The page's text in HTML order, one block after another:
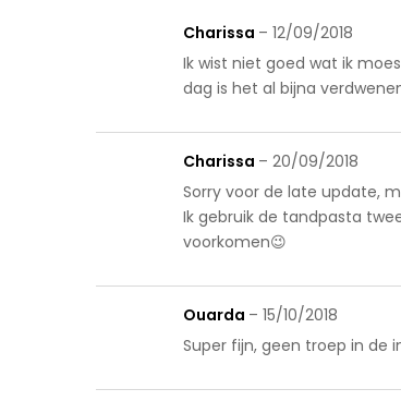
Charissa – 12/09/2018
Ik wist niet goed wat ik
dag is het al bijna
Charissa – 20/09/2018
Sorry voor de late update,
Ik gebruik de tandpasta
voorkomen😉
Ouarda – 15/10/2018
Super fijn, geen troep in de